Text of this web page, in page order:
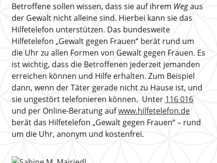
Betroffene sollen wissen, dass sie auf ihrem Wegaus
der Gewalt nicht alleine sind. Hierbei kann sie das
Hilfetelefon unterstützen. Das bundesweite
Hilfetelefon „Gewalt gegen Frauen“ berät rund um
die Uhr zu allen Formen von Gewalt gegen Frauen. Es
ist wichtig, dass die Betroffenen jederzeit jemanden
erreichen können und Hilfe erhalten. Zum Beispiel
dann, wenn der Täter gerade nicht zu Hause ist, und
sie ungestört telefonieren können. Unter 116 016
und per Online-Beratung aufwww.hilfetelefon.de
berät das Hilfetelefon „Gewalt gegen Frauen“ – rund
um die Uhr, anonym und kostenfrei.